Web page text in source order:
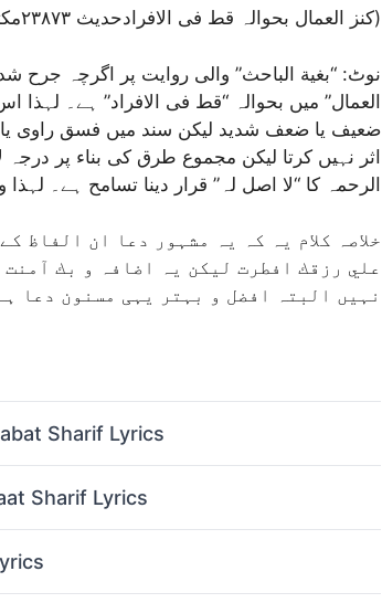
(کنز العمال بحوالہ قط فی الافرادحدیث ۲۳۸۷۳مکتبۃ التراث الاسلامی حلب۸ /۵۰۹)
نوٹ: “بغیة الباحث” والی روایت پر اگرچہ
العمال” میں بحوالہ “قط فی الافراد” ہے۔ لہذا
ضعیف یا ضعف شدید لیکن سند میں فسق راوی
اثر نہیں کرتا لیکن مجموع طرق کی بناء پر درجہ
الرحمہ کا “لا اصل لہ” قرار دینا تسامح ہے۔
خلاصہ کلام یہ کہ یہ مشہور دعا ان الفاظ
علي رزقك افطرت لیکن یہ اضافہ و بك
نہیں البتہ افضل و بہتر یہی مسنون دعا
Sharif Lyrics
Sharif Lyrics